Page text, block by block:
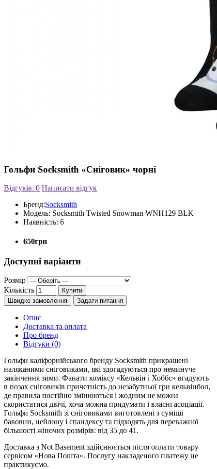
Гольфи Socksmith «Сніговик» чорні
Відгуків: 0 Написати відгук
Бренд:Socksmith
Модель: Socksmith Twisted Snowman WNH129 BLK
Наявність: 6
650грн
Доступні варіанти
Розмір
Кількість
Купити
Швидке замовлення
Задати питання
Опис
Доставка та оплата
Про бренд
Відгуки (0)
Гольфи каліфорнійського бренду Socksmith прикрашені
наляканими сніговиками, які здогадуються про неминуче
закінчення зими. Фанати коміксу «Кельвін і Хоббс» вгадують
в позах сніговиків причетність до незабутньої гри кельвінбол,
де правила постійно змінюються і жодним не можна
скористатися двічі, хоча можна придумати і власні асоціації.
Гольфи Socksmith зі сніговиками виготовлені з суміші
бавовни, нейлону і спандексу та підходять для переважної
більшості жіночих розмірів: від 35 до 41.
Доставка з Not Basement здійснюється після оплати товару
сервісом «Нова Пошта». Послугу накладеного платежу не
практикуємо.